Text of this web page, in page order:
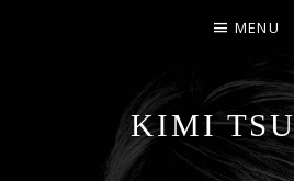
KIMI
名古屋のJAZZ PIANIST
MENU